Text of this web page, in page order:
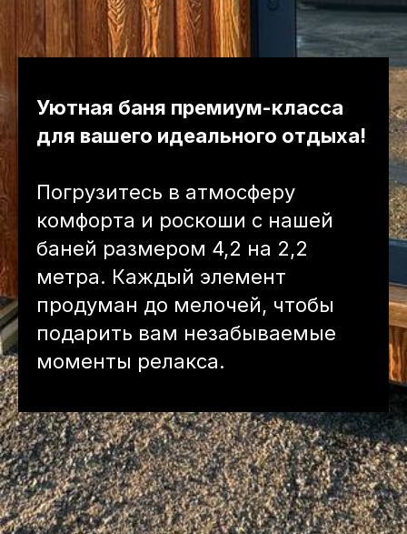
Уютная баня премиум-класса
для вашего идеального отдыха!
Погрузитесь в атмосферу
комфорта и роскоши с нашей
баней размером 4,2 на 2,2
метра. Каждый элемент
продуман до мелочей, чтобы
подарить вам незабываемые
моменты релакса.